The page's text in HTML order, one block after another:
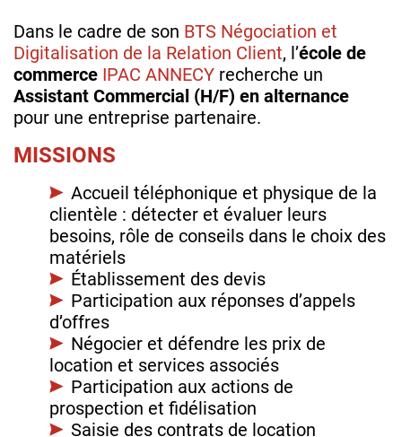
Dans le cadre de son BTS Négociation et
Digitalisation de la Relation Client, l’école de
commerce IPAC ANNECY recherche un
Assistant Commercial (H/F) en alternance
pour une entreprise partenaire.
MISSIONS
Accueil téléphonique et physique de la
clientèle : détecter et évaluer leurs
besoins, rôle de conseils dans le choix des
matériels
Établissement des devis
Participation aux réponses d’appels
d’offres
Négocier et défendre les prix de
location et services associés
Participation aux actions de
prospection et fidélisation
Saisie des contrats de location